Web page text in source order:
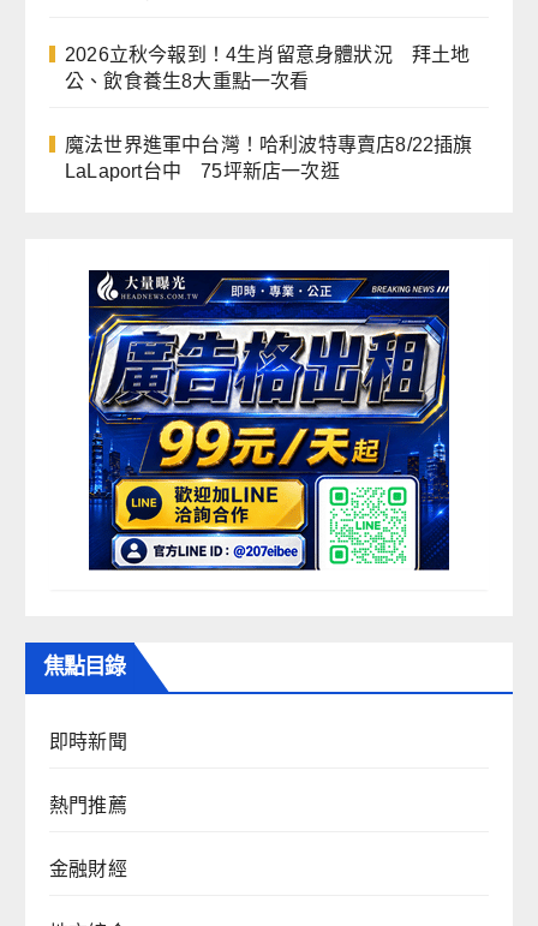
2026立秋今報到！4生肖留意身體狀況 拜土地
公、飲食養生8大重點一次看
魔法世界進軍中台灣！哈利波特專賣店8/22插旗
LaLaport台中 75坪新店一次逛
焦點目錄
即時新聞
熱門推薦
金融財經